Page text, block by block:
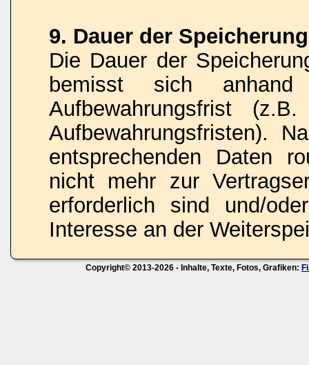
9. Dauer der
Die Dauer der
bemisst sich anhand
Aufbewahrungsfrist
Aufbewahrungsfristen).
entsprechenden Daten
nicht mehr zur
erforderlich sind und/
Interesse an der
Copyright© 2013-2026 - Inhalte, Texte, Fotos, Grafiken: